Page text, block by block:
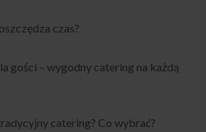
czas?
gości – wygodny catering na każdą
catering? Co wybrać?